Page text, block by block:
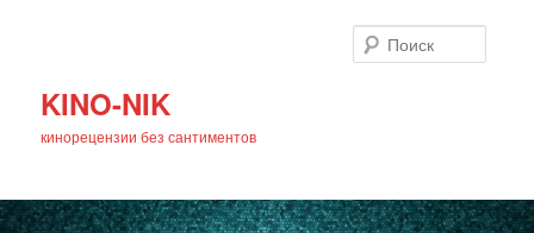
KINO-NIK
кинорецензии без сантиментов